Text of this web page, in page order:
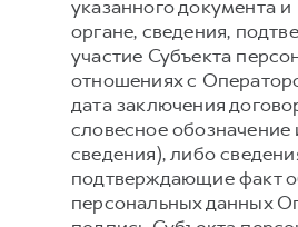
указанного документа
органе, сведения,
участие Субъекта
отношениях с
дата заключения
словесное
сведения), либо
подтверждающие факт
персональных данных